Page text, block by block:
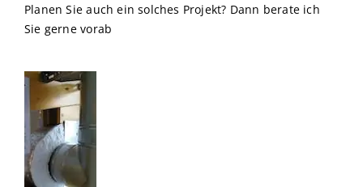
Planen Sie auch ein solches Projekt? Dann berate ich
Sie gerne vorab